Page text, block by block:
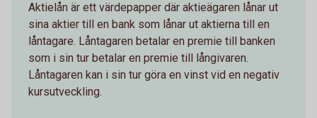
Aktielån är ett värdepapper där aktieägaren lånar ut
sina aktier till en bank som lånar ut aktierna till en
låntagare. Låntagaren betalar en premie till banken
som i sin tur betalar en premie till långivaren.
Låntagaren kan i sin tur göra en vinst vid en negativ
kursutveckling.